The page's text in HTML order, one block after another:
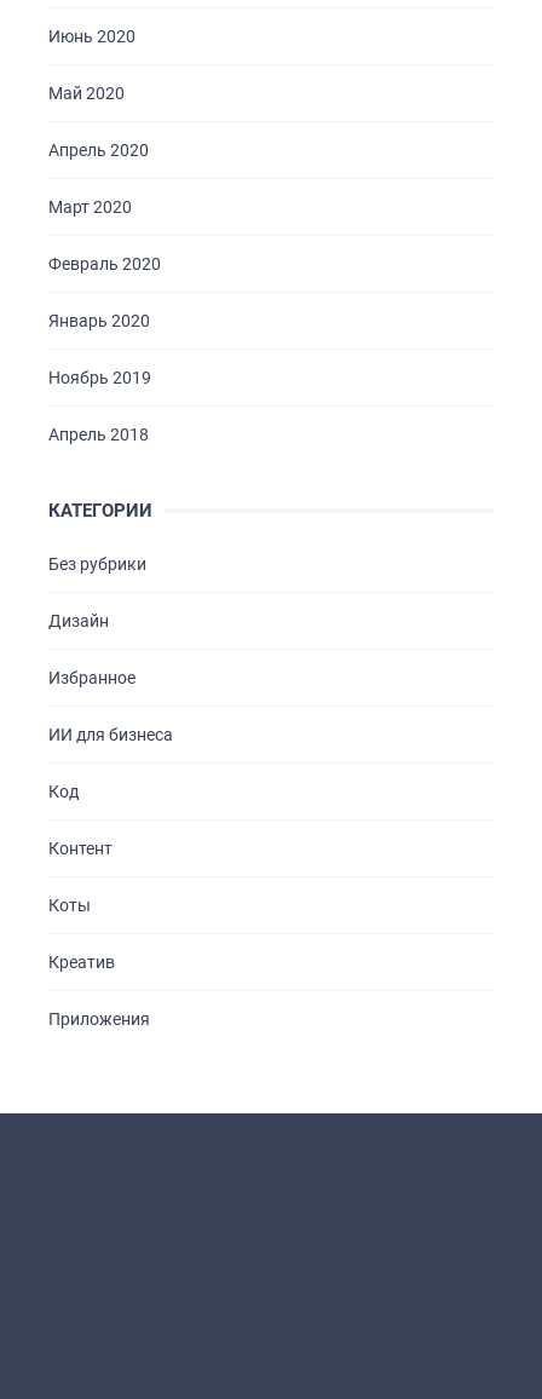
Июнь 2020
Май 2020
Апрель 2020
Март 2020
Февраль 2020
Январь 2020
Ноябрь 2019
Апрель 2018
КАТЕГОРИИ
Без рубрики
Дизайн
Избранное
ИИ для бизнеса
Код
Контент
Коты
Креатив
Приложения